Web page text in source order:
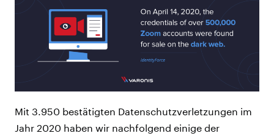
Mit 3.950 bestätigten Datenschutzverletzungen im
Jahr 2020 haben wir nachfolgend einige der